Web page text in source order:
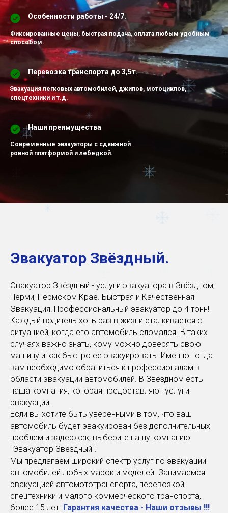
Особенности работы - 24/7.
Фиксированные цены, быстрая подача, оплата любым удобным
способом.
Перевозка транспорта до 3,5т.
Эвакуация легковых автомобилей, джипов, мотоциклов,
спецтехники и т.д.
Наши преимущества
Современные эвакуаторы с сдвижной
ровной платформой и лебедкой.
Эвакуатор Звёздный.
Эвакуатор Звёздный - услуги эвакуатора в Звёздном,
Перми, Пермском Крае. Быстрая и Качественная
Эвакуация! Профессиональный эвакуатор до 4 тонн!
Каждый водитель хоть раз в жизни сталкивается с
ситуацией, когда его автомобиль сломался. В таких
случаях важно знать, кому можно доверять свою
машину и как быстро ее эвакуировать. Именно тогда
вам необходимо обратиться к профессионалам в
области эвакуации автомобилей. В Звёздном есть
наша компания, которая предоставляют услуги
эвакуации.
Если вы хотите быть уверенными в том, что ваш
автомобиль будет эвакуирован без дополнительных
проблем и задержек, выберите нашу компанию
"Эвакуатор Звёздный".
Мы предлагаем широкий спектр услуг по эвакуации
автомобилей любых марок и моделей. Занимаемся
эвакуацией автомототранспорта, перевозкой
спецтехники и малого коммерческого транспорта,
более 15 лет. Гарантия качества - Наши отзывы !!!